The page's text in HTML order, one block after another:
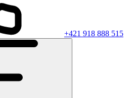
+421 918 888 515